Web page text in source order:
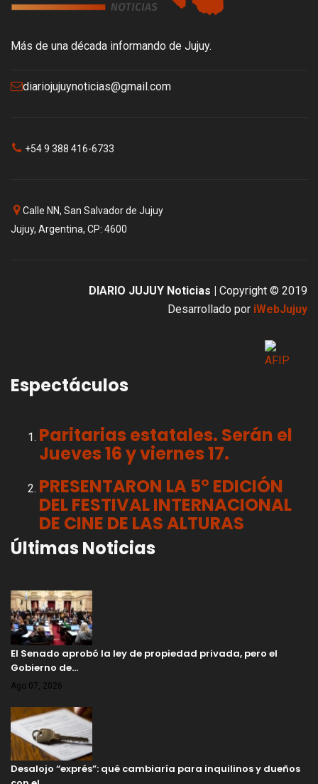
Más de una década informando de Jujuy.
diariojujuynoticias@gmail.com
+54 9 388 416-6733
Calle NN, San Salvador de Jujuy
Jujuy, Argentina, CP: 4600
DIARIO JUJUY Noticias | Copyright © 2019
Desarrollado por iWebJujuy
Espectáculos
Paritarias estatales. Serán el
Jueves 16 y viernes 17.
PRESENTARON LA 5° EDICIÓN
DEL FESTIVAL INTERNACIONAL
DE CINE DE LAS ALTURAS
Últimas Noticias
El Senado aprobó la ley de propiedad privada, pero el
Gobierno de…
Ago 07, 2026
Desalojo “exprés”: qué cambiaría para inquilinos y dueños